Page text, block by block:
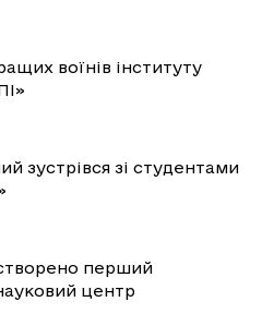
воїнів інституту
зустрівся зі студентами
перший
центр